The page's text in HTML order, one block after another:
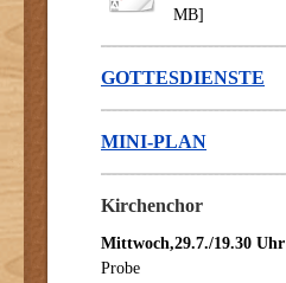
MB]
GOTTESDIENSTE
MINI-PLAN
Kirchenchor
Mittwoch,29.7./19.30 Uhr
Probe